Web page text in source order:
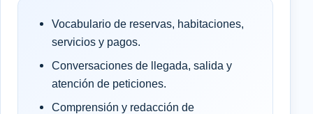
Vocabulario de reservas, habitaciones,
servicios y pagos.
Conversaciones de llegada, salida y
atención de peticiones.
Comprensión y redacción de